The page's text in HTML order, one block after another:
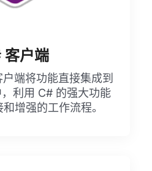
客户端
端将功能直接集成到
利用 C# 的强大功能
增强的工作流程。